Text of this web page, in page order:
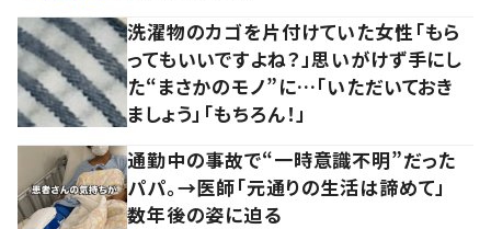
洗濯物のカゴを片付けていた女性「もら
ってもいいですよね？」思いがけず手にし
た“まさかのモノ”に…「いただいておき
ましょう」「もちろん！」
通勤中の事故で“一時意識不明”だった
パパ。→医師「元通りの生活は諦めて」
数年後の姿に迫る